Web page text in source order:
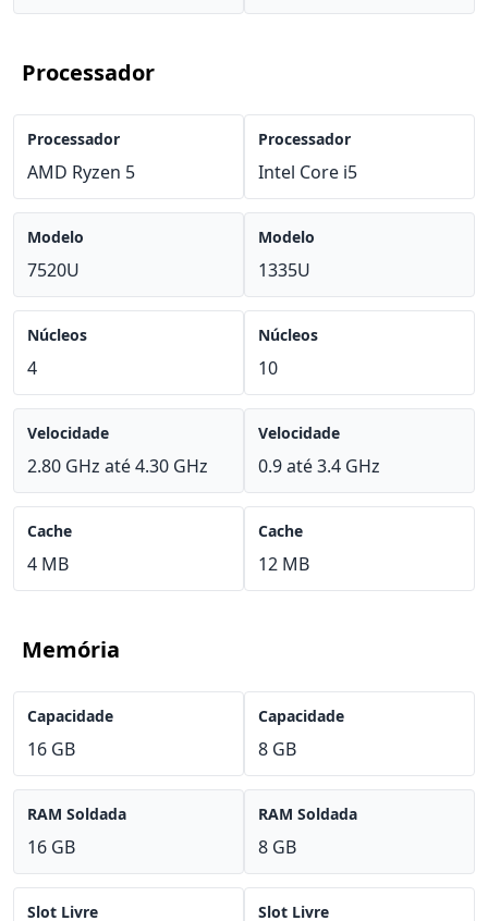
Processador
Processador
AMD Ryzen 5
Modelo
7520U
Núcleos
4
Velocidade
2.80 GHz até 4.30 GHz
Cache
4 MB
Processador
Intel Core i5
Modelo
1335U
Núcleos
10
Velocidade
0.9 até 3.4 GHz
Cache
12 MB
Memória
Capacidade
16 GB
RAM Soldada
16 GB
Slot Livre
Capacidade
8 GB
RAM Soldada
8 GB
Slot Livre